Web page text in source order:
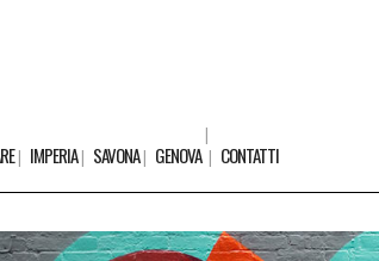
IMPERIA SAVONA GENOVA CONTATTI